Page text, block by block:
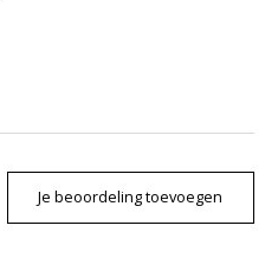
Je beoordeling toevoegen